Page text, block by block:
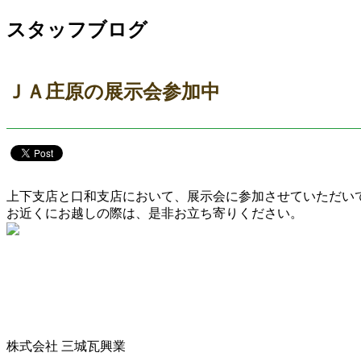
スタッフブログ
ＪＡ庄原の展示会参加中
上下支店と口和支店において、展示会に参加させていただい
お近くにお越しの際は、是非お立ち寄りください。
株式会社 三城瓦興業